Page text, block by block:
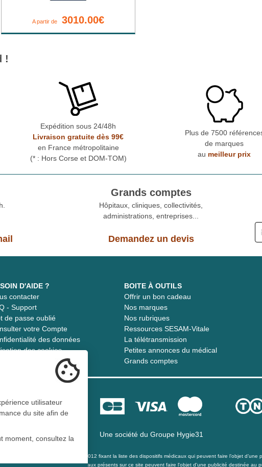
A partir de3010.00€
!
Expédition sous 24/48h
Livraison gratuite dès 99€
en France métropolitaine
(* : Hors Corse et DOM-TOM)
Plus de 7500
de marques
au meilleur prix
Grands comptes
Hôpitaux, cliniques, collectivités,
administrations, entreprises...
Demandez un devis
D'AIDE ?
contacter
- Support
de passe oublié
votre Compte
des données
des cookies
BOITE À OUTILS
Offrir un bon cadeau
Nos marques
Nos rubriques
Ressources SESAM-Vitale
La télétransmission
Petites annonces du médical
Grands comptes
Une société du Groupe Hygie31
et à l’arrêté du 21 décembre 2012 fixant la liste des dispositifs médicaux qui peuvent faire l’objet d’une
tous les dispositifs médicaux présents sur ce site peuvent faire l'objet d'une publicité destinée au
utilisateur
du site afin de
moment, consultez la